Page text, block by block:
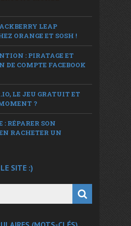
LEAP
ORANGE ET SOSH !
: PIRATAGE ET
DE COMPTE FACEBOOK
LE JEU GRATUIT ET
?
: RÉPARER SON
RACHETER UN
SITE :)